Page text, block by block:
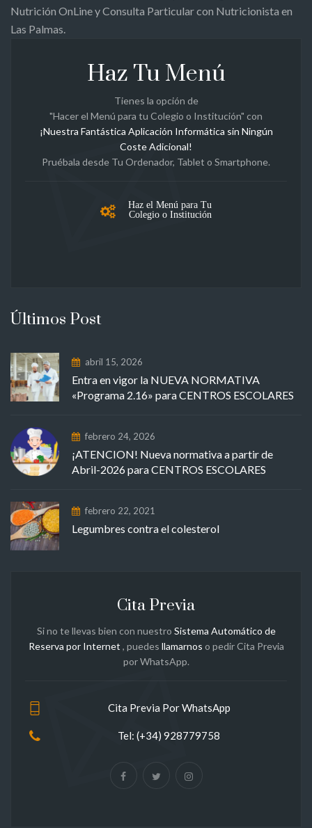
Nutrición OnLine y Consulta Particular con Nutricionista en
Las Palmas.
Haz Tu Menú
Tienes la opción de
"Hacer el Menú para tu Colegio o Institución" con
¡Nuestra Fantástica Aplicación Informática sin Ningún
Coste Adicional!
Pruébala desde Tu Ordenador, Tablet o Smartphone.
Haz el Menú para Tu
Colegio o Institución
Últimos Post
abril 15, 2026
Entra en vigor la NUEVA NORMATIVA
«Programa 2.16» para CENTROS ESCOLARES
febrero 24, 2026
¡ATENCION! Nueva normativa a partir de
Abril-2026 para CENTROS ESCOLARES
febrero 22, 2021
Legumbres contra el colesterol
Cita Previa
Si no te llevas bien con nuestro Sistema Automático de
Reserva por Internet , puedes llamarnos o pedir Cita Previa
por WhatsApp.
Cita Previa Por WhatsApp
Tel: (+34) 928779758